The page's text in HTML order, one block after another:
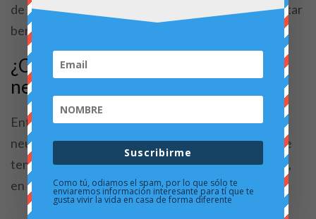
de los espacios puede disminuir la ansiedad y reportar
beneficios a nivel neurológico.
¿Cómo implementar la
neuroarquitectura en tu hogar?
Entonces, ¿cómo puedes poner en práctica la
neuroarquitectura en tu hogar para beneficiarte de
tener menos estrés? Aquí te dejamos algunas ideas,
en especial, si quieres gastar poco dinero.
Suscribirme
Como tú, odiamos el spam, por lo que sólo te
enviaremos información interesante para tí que te
gusta vivir la vida en casa de forma diferente